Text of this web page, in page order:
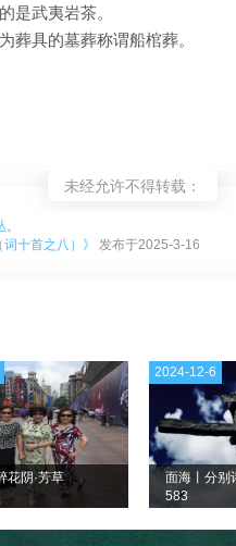
是武夷岩茶。
葬具的墓葬称谓船棺葬。
未经允许不得转载：
。
十首之八）》 发布于2025-3-16
花阴·芳草
面海丨分别
583
2024-12-6